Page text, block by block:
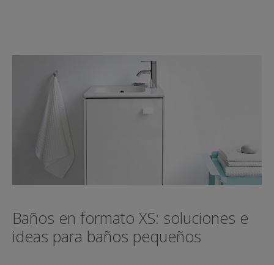
Baños en formato XS: soluciones e
ideas para baños pequeños